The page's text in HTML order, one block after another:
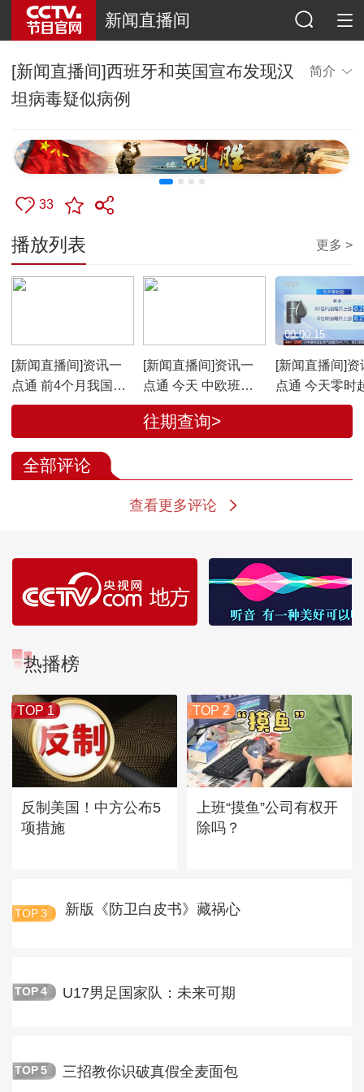
新闻直播间
[新闻直播间]西班牙和英国宣布发现汉
坦病毒疑似病例
简介
33
播放列表 更多 >
[新闻直播间]资讯一
点通 前4个月我国货
物贸易进出口同比增
[新闻直播间]资讯一
点通 今天 中欧班列
开行满130000列
[新闻直播间]资
点通 今天零时
内汽柴油价格
00:00:15
往期查询>
全部评论
查看更多评论
热播榜
TOP 1
反制美国！中方公布5
项措施
TOP 2
上班“摸鱼”公司有权开
除吗？
TOP 3 新版《防卫白皮书》藏祸心
TOP 4 U17男足国家队：未来可期
TOP 5 三招教你识破真假全麦面包